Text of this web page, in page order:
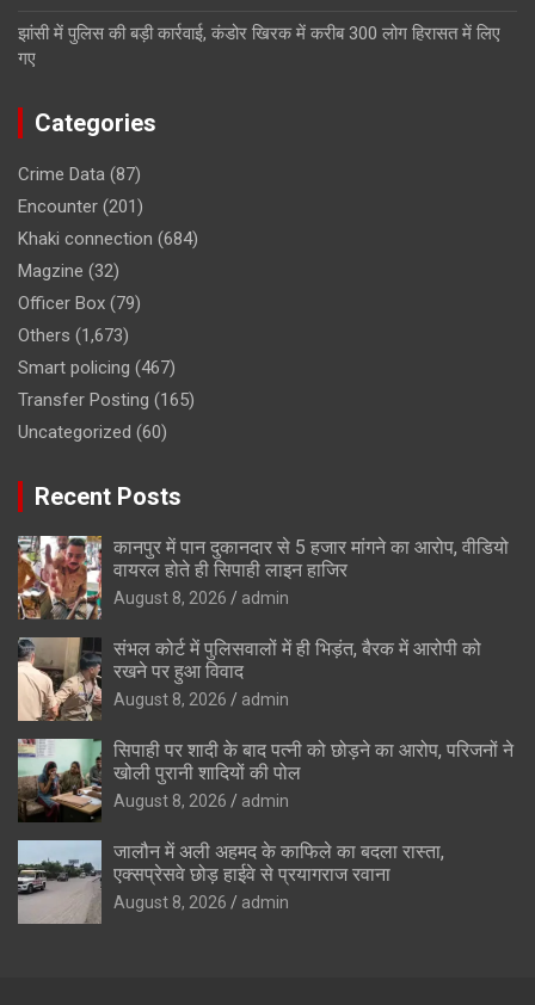
झांसी में पुलिस की बड़ी कार्रवाई, कंडोर खिरक में करीब 300 लोग हिरासत में लिए
गए
Categories
Crime Data (87)
Encounter (201)
Khaki connection (684)
Magzine (32)
Officer Box (79)
Others (1,673)
Smart policing (467)
Transfer Posting (165)
Uncategorized (60)
Recent Posts
कानपुर में पान दुकानदार से 5 हजार मांगने का आरोप, वीडियो
वायरल होते ही सिपाही लाइन हाजिर
August 8, 2026 admin
संभल कोर्ट में पुलिसवालों में ही भिड़ंत, बैरक में आरोपी को
रखने पर हुआ विवाद
August 8, 2026 admin
सिपाही पर शादी के बाद पत्नी को छोड़ने का आरोप, परिजनों ने
खोली पुरानी शादियों की पोल
August 8, 2026 admin
जालौन में अली अहमद के काफिले का बदला रास्ता,
एक्सप्रेसवे छोड़ हाईवे से प्रयागराज रवाना
August 8, 2026 admin